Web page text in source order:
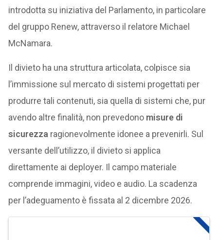
introdotta su iniziativa del Parlamento, in particolare
del gruppo Renew, attraverso il relatore Michael
McNamara.
Il divieto ha una struttura articolata, colpisce sia
l’immissione sul mercato di sistemi progettati per
produrre tali contenuti, sia quella di sistemi che, pur
avendo altre finalità, non prevedono misure di
sicurezza ragionevolmente idonee a prevenirli. Sul
versante dell’utilizzo, il divieto si applica
direttamente ai deployer. Il campo materiale
comprende immagini, video e audio. La scadenza
per l’adeguamento è fissata al 2 dicembre 2026.